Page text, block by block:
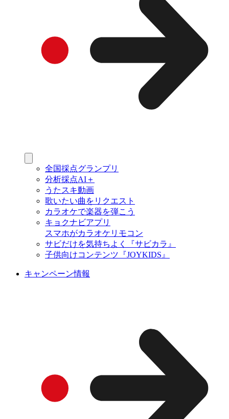
全国採点グランプリ
分析採点AI＋
うたスキ動画
歌いたい曲をリクエスト
カラオケで楽器を弾こう
キョクナビアプリ
スマホがカラオケリモコン
サビだけを気持ちよく『サビカラ』
子供向けコンテンツ『JOYKIDS』
キャンペーン情報